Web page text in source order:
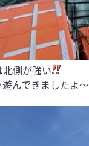
側が強い
んできましたよ～